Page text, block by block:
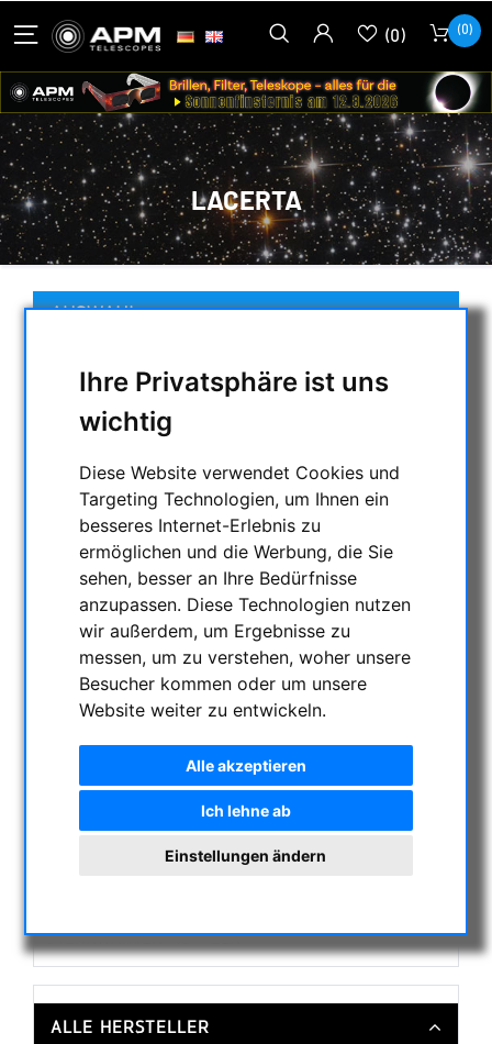
Ihre Privatsphäre ist uns
wichtig
Diese Website verwendet Cookies und
Targeting Technologien, um Ihnen ein
besseres Internet-Erlebnis zu
ermöglichen und die Werbung, die Sie
sehen, besser an Ihre Bedürfnisse
anzupassen. Diese Technologien nutzen
wir außerdem, um Ergebnisse zu
messen, um zu verstehen, woher unsere
Besucher kommen oder um unsere
Website weiter zu entwickeln.
Alle akzeptieren
Ich lehne ab
Einstellungen ändern
(0) (0)
LACERTA
AUSWAHL
ENTFERNUNGSMESSER
AKTUELLE ANGEBOTE
SECONDHAND & LAGERBESTAND
APM PRODUKTE
ASTROEINSTIEG
SONNENBEOBACHTUNG
FERNGLÄSER, SPEKTIVE
CMOS & CCD KAMERAS
OPTISCHES ZUBEHÖR
MECHANISCHES ZUBEHÖR
STERNWARTEN-KUPPELN
ALLE HERSTELLER